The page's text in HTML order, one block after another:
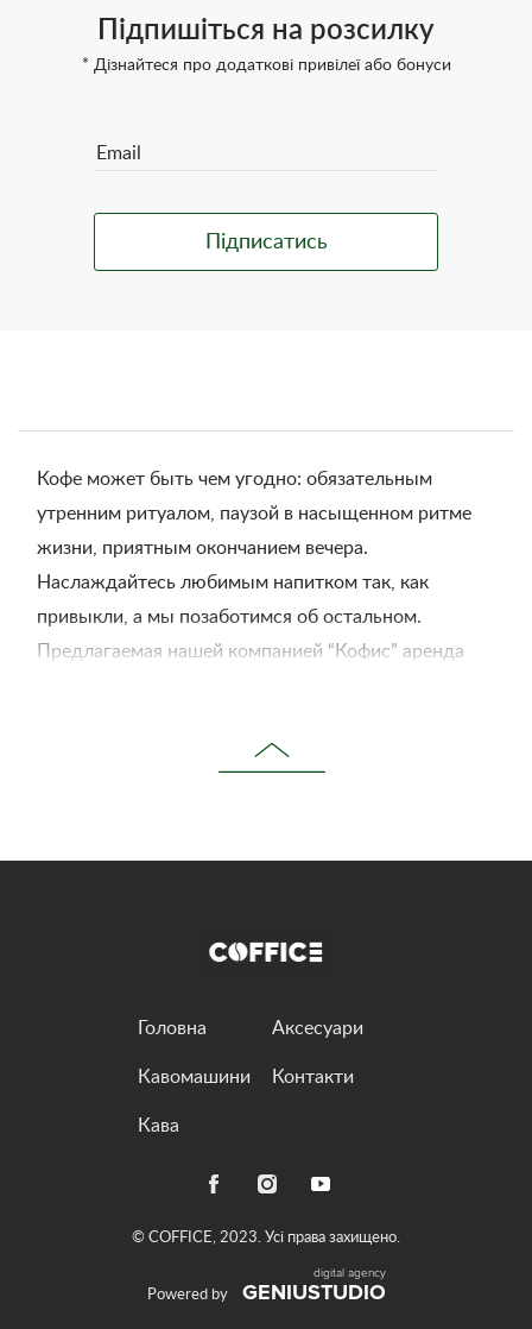
Підпишіться на розсилку
* Дізнайтеся про додаткові привілеї або бонуси
Кофе может быть чем угодно: обязательным
утренним ритуалом, паузой в насыщенном ритме
жизни, приятным окончанием вечера.
Наслаждайтесь любимым напитком так, как
привыкли, а мы позаботимся об остальном.
Предлагаемая нашей компанией “Кофис” аренда
Нужно лишь оформить заказ на сайте, и в вашем
Наши аппараты премиум-класса готовят
бариста, который работает в режиме 24/7.
Кофемашина напрокат – всегда хорошее решение
Существуют ли ситуации, в которых чашечка
Мы уверены, что насладиться кофе можно всегда.
эксплуатации.
Головна
Кавомашини
Кава
Аксесуари
Контакти
© COFFICE, 2023. Усі права захищено.
Powered by GENIUSTUDIO